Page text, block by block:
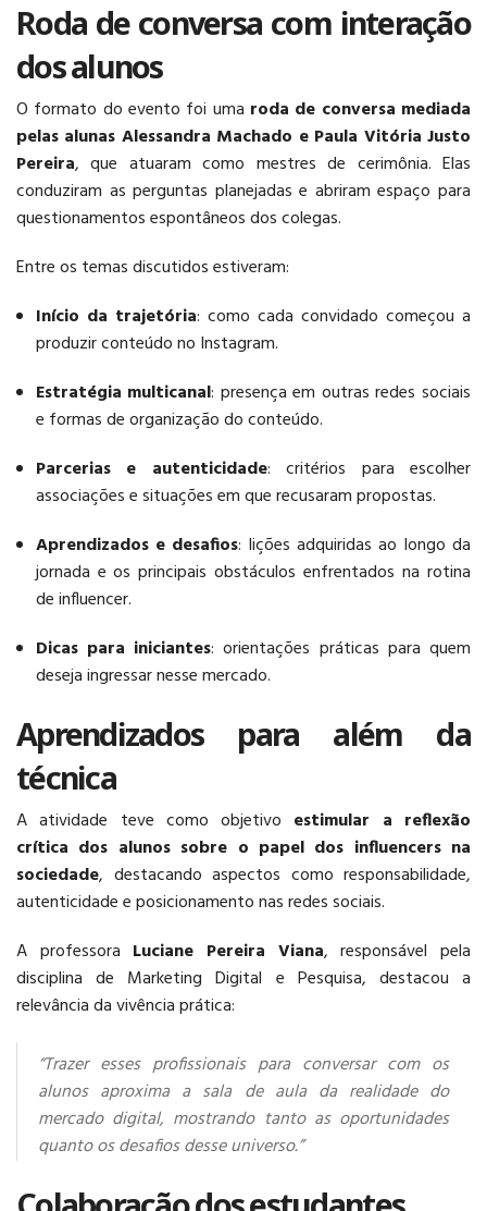
Roda de conversa com interação
dos alunos
O formato do evento foi uma roda de conversa mediada
pelas alunas Alessandra Machado e Paula Vitória Justo
Pereira, que atuaram como mestres de cerimônia. Elas
conduziram as perguntas planejadas e abriram espaço para
questionamentos espontâneos dos colegas.
Entre os temas discutidos estiveram:
Início da trajetória: como cada convidado começou a
produzir conteúdo no Instagram.
Estratégia multicanal: presença em outras redes sociais
e formas de organização do conteúdo.
Parcerias e autenticidade: critérios para escolher
associações e situações em que recusaram propostas.
Aprendizados e desafios: lições adquiridas ao longo da
jornada e os principais obstáculos enfrentados na rotina
de influencer.
Dicas para iniciantes: orientações práticas para quem
deseja ingressar nesse mercado.
Aprendizados para além da
técnica
A atividade teve como objetivo estimular a reflexão
crítica dos alunos sobre o papel dos influencers na
sociedade, destacando aspectos como responsabilidade,
autenticidade e posicionamento nas redes sociais.
A professora Luciane Pereira Viana, responsável pela
disciplina de Marketing Digital e Pesquisa, destacou a
relevância da vivência prática:
“Trazer esses profissionais para conversar com os
alunos aproxima a sala de aula da realidade do
mercado digital, mostrando tanto as oportunidades
quanto os desafios desse universo.”